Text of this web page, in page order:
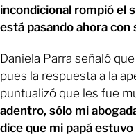
incondicional rompió el
está pasando ahora con
Daniela Parra señaló
pues la respuesta a la
puntualizó que les fue
adentro, sólo mi
dice que mi papá